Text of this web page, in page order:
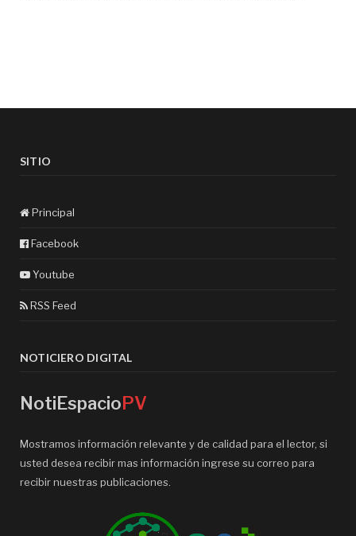
SITIO
Principal
Facebook
Youtube
RSS Feed
NOTICIERO DIGITAL
NotiEspacioPV
Mostramos información relevante y de calidad para el lector, si
usted desea recibir mas información ingrese su correo para
recibir nuestras publicaciones.